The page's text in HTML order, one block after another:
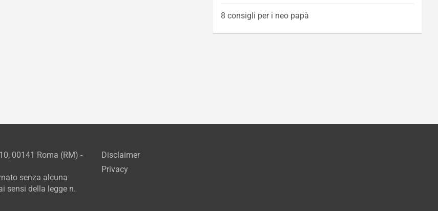
8 consigli per i neo papà
00141 Roma (RM) -
senza alcuna
sensi della legge n.
Disclaimer
Privacy